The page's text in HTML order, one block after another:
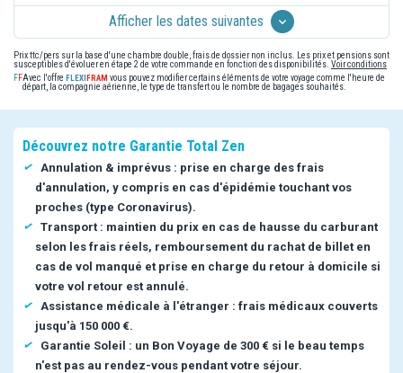
Afficher les dates suivantes
Prix ttc/pers sur la base d'une chambre double, frais de dossier non inclus. Les prix et pensions sont
susceptibles d'évoluer en étape 2 de votre commande en fonction des disponibilités. Voir conditions
Avec l'offre
vous pouvez modifier certains éléments de votre voyage comme l'heure de
départ, la compagnie aérienne, le type de transfert ou le nombre de bagages souhaités.
Découvrez notre Garantie Total Zen
Annulation & imprévus : prise en charge des frais
d'annulation, y compris en cas d'épidémie touchant vos
proches (type Coronavirus).
Transport : maintien du prix en cas de hausse du carburant
selon les frais réels, remboursement du rachat de billet en
cas de vol manqué et prise en charge du retour à domicile si
votre vol retour est annulé.
Assistance médicale à l'étranger : frais médicaux couverts
jusqu'à 150 000 €.
Garantie Soleil : un Bon Voyage de 300 € si le beau temps
n'est pas au rendez-vous pendant votre séjour.